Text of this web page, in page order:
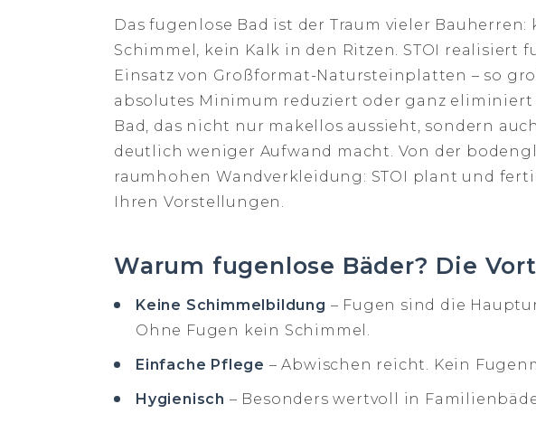
Das fugenlose Bad ist der Traum vieler
Schimmel, kein Kalk in den Ritzen. STOI realisiert
Einsatz von Großformat-Natursteinplatten – so
absolutes Minimum reduziert oder ganz eliminiert
Bad, das nicht nur makellos aussieht, sondern
deutlich weniger Aufwand macht. Von der
raumhohen Wandverkleidung: STOI plant und
Ihren Vorstellungen.
Warum fugenlose Bäder? Die
Keine Schimmelbildung – Fugen sind die
Ohne Fugen kein Schimmel.
Einfache Pflege – Abwischen reicht. Kein
Hygienisch – Besonders wertvoll in